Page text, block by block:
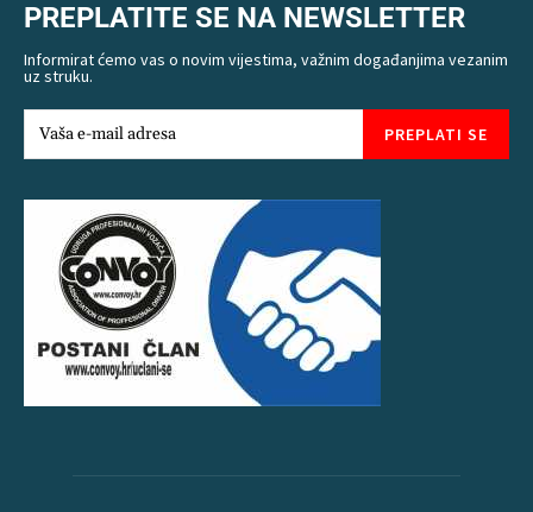
PREPLATITE SE NA NEWSLETTER
Informirat ćemo vas o novim vijestima, važnim događanjima vezanim
uz struku.
PREPLATI SE